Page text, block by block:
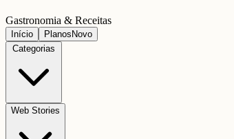
Gastronomia & Receitas
Início Planos Novo
Categorias
Web Stories